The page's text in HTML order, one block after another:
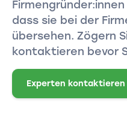
dass sie bei der
übersehen. Zögern
kontaktieren bevor
Experten kontaktieren